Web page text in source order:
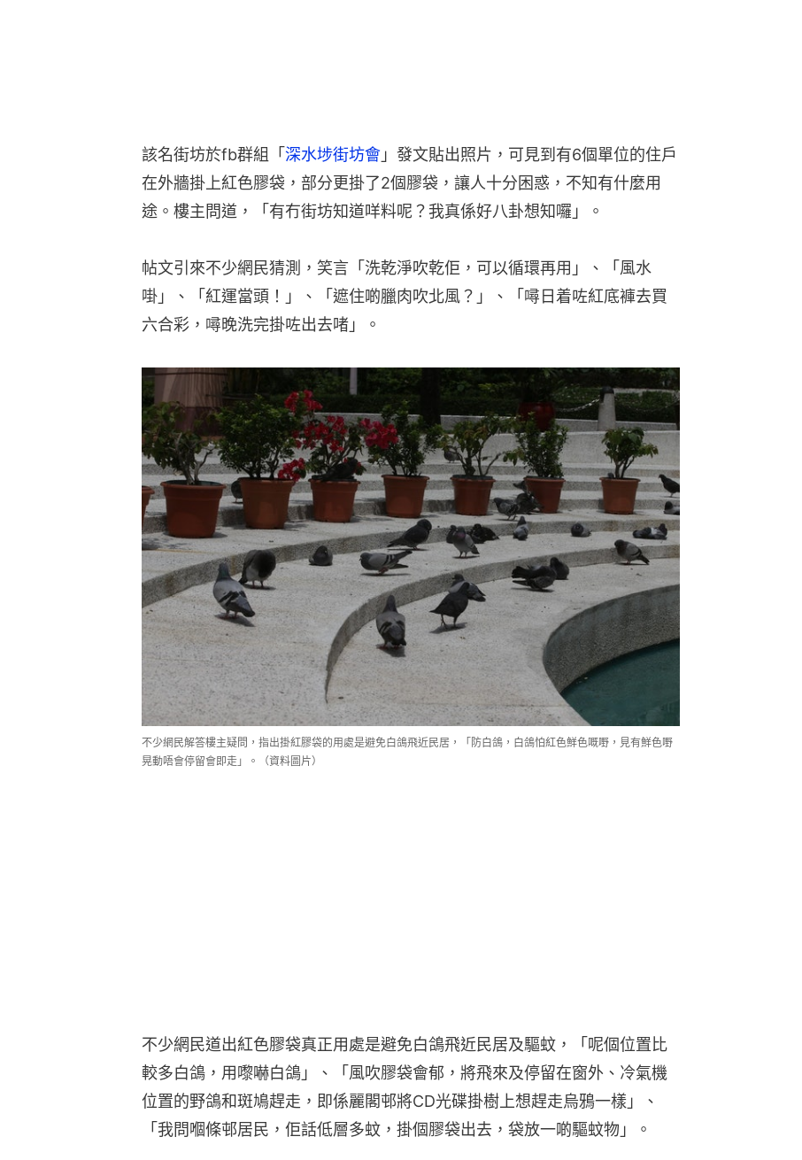
該名街坊於fb群組「深水埗街坊會 」發文貼出照片，可見到有6個單位的住戶
在外牆掛上紅色膠袋，部分更掛了2個膠袋，讓人十分困惑，不知有什麼用
途。樓主問道，「有冇街坊知道咩料呢？我真係好八卦想知囉」。
帖文引來不少網民猜測，笑言「洗乾淨吹乾佢，可以循環再用」、「風水
啩」、「紅運當頭！」、「遮住啲臘肉吹北風？」、「噚日着咗紅底褲去買
六合彩，噚晚洗完掛咗出去啫」。
不少網民解答樓主疑問，指出掛紅膠袋的用處是避免白鴿飛近民居，「防白鴿，白鴿怕紅色鮮色嘅嘢，見有鮮色嘢
晃動唔會停留會即走」。（資料圖片）
不少網民道出紅色膠袋真正用處是避免白鴿飛近民居及驅蚊，「呢個位置比
較多白鴿，用嚟嚇白鴿」、「風吹膠袋會郁，將飛來及停留在窗外、冷氣機
位置的野鴿和斑鳩趕走，即係麗閣邨將CD光碟掛樹上想趕走烏鴉一樣」、
「我問嗰條邨居民，佢話低層多蚊，掛個膠袋出去，袋放一啲驅蚊物」。